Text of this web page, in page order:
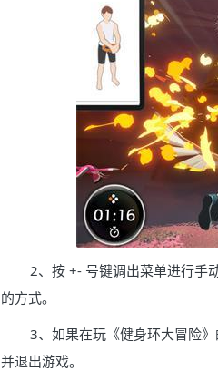
2、按 +- 号键调出菜单进行手
的方式。
3、如果在玩《健身环大冒险
并退出游戏。